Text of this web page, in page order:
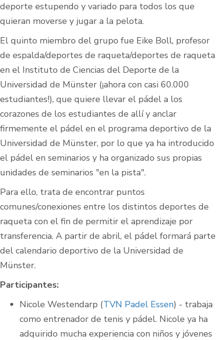
deporte estupendo y variado para todos los que
quieran moverse y jugar a la pelota.
El quinto miembro del grupo fue Eike Boll, profesor
de espalda/deportes de raqueta/deportes de raqueta
en el Instituto de Ciencias del Deporte de la
Universidad de Münster (¡ahora con casi 60.000
estudiantes!), que quiere llevar el pádel a los
corazones de los estudiantes de allí y anclar
firmemente el pádel en el programa deportivo de la
Universidad de Münster, por lo que ya ha introducido
el pádel en seminarios y ha organizado sus propias
unidades de seminarios "en la pista".
Para ello, trata de encontrar puntos
comunes/conexiones entre los distintos deportes de
raqueta con el fin de permitir el aprendizaje por
transferencia. A partir de abril, el pádel formará parte
del calendario deportivo de la Universidad de
Münster.
Participantes:
Nicole Westendarp (TVN Padel Essen) - trabaja
como entrenador de tenis y pádel. Nicole ya ha
adquirido mucha experiencia con niños y jóvenes